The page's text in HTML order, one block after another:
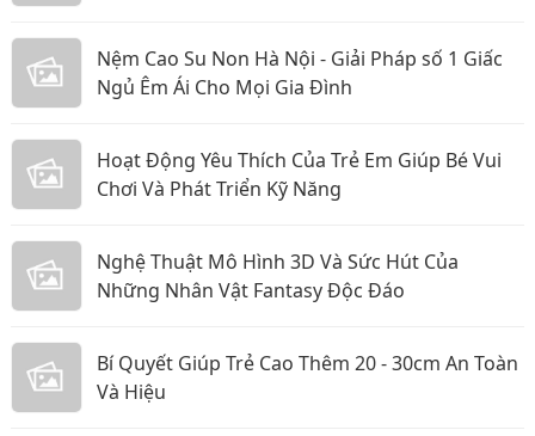
Nệm Cao Su Non Hà Nội - Giải Pháp số 1 Giấc
Ngủ Êm Ái Cho Mọi Gia Đình
Hoạt Động Yêu Thích Của Trẻ Em Giúp Bé Vui
Chơi Và Phát Triển Kỹ Năng
Nghệ Thuật Mô Hình 3D Và Sức Hút Của
Những Nhân Vật Fantasy Độc Đáo
Bí Quyết Giúp Trẻ Cao Thêm 20 - 30cm An Toàn
Và Hiệu